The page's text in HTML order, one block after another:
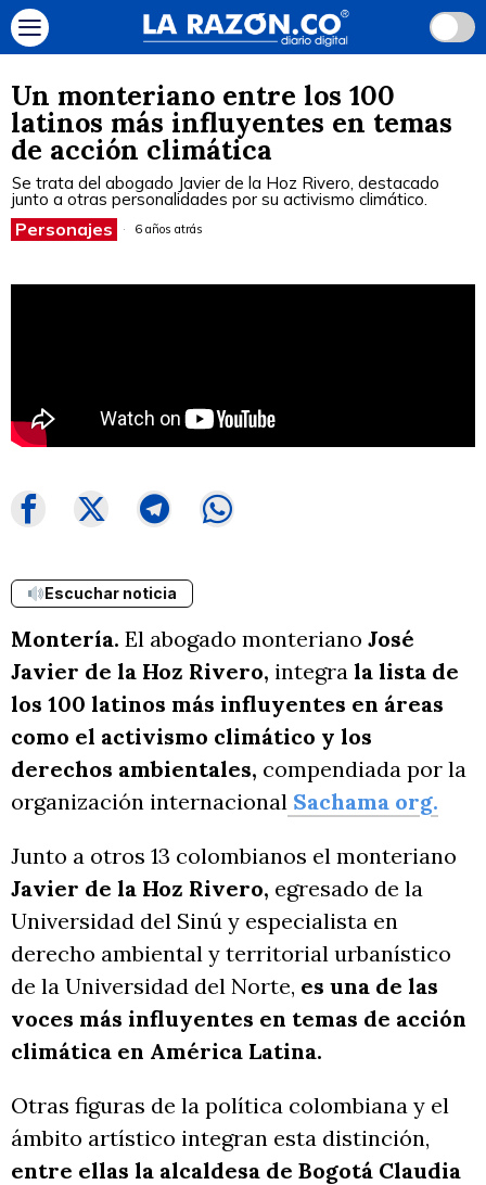
Un monteriano entre los 100
latinos más influyentes en temas
de acción climática
Se trata del abogado Javier de la Hoz Rivero, destacado
junto a otras personalidades por su activismo climático.
Personajes 6 años atrás
Escuchar noticia
Montería. El abogado monteriano José
Javier de la Hoz Rivero, integra la lista de
los 100 latinos más influyentes en áreas
como el activismo climático y los
derechos ambientales, compendiada por la
organización internacional Sachama org.
Junto a otros 13 colombianos el monteriano
Javier de la Hoz Rivero, egresado de la
Universidad del Sinú y especialista en
derecho ambiental y territorial urbanístico
de la Universidad del Norte, es una de las
voces más influyentes en temas de acción
climática en América Latina.
Otras figuras de la política colombiana y el
ámbito artístico integran esta distinción,
entre ellas la alcaldesa de Bogotá Claudia